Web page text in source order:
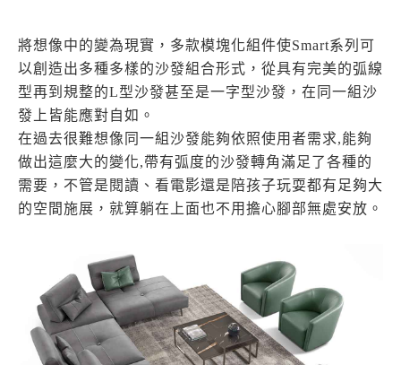
將想像中的變為現實，多款模塊化組件使Smart系列可
以創造出多種多樣的沙發組合形式，從具有完美的弧線
型再到規整的L型沙發甚至是一字型沙發，在同一組沙
發上皆能應對自如。
在過去很難想像同一組沙發能夠依照使用者需求,能夠
做出這麼大的變化,帶有弧度的沙發轉角滿足了各種的
需要，不管是閱讀、看電影還是陪孩子玩耍都有足夠大
的空間施展，就算躺在上面也不用擔心腳部無處安放。